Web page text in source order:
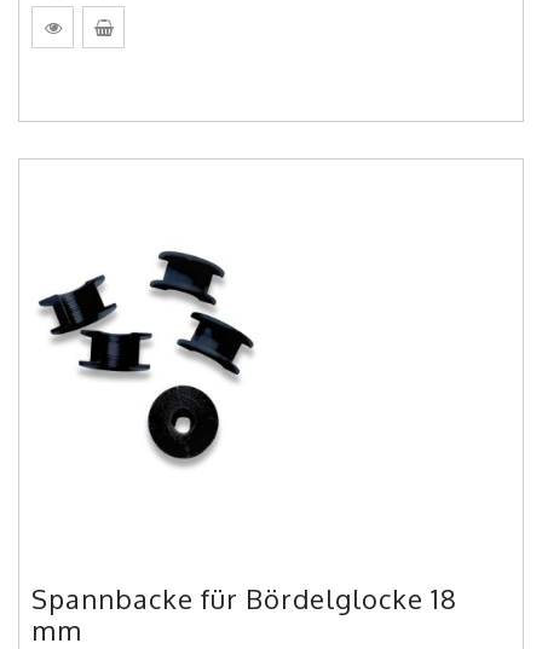
Spannbacke für Bördelglocke 18
mm